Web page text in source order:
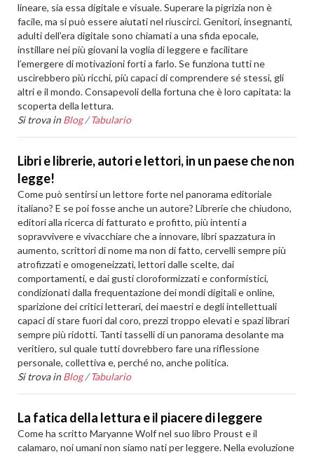
lineare, sia essa digitale e visuale. Superare la pigrizia non è
facile, ma si può essere aiutati nel riuscirci. Genitori, insegnanti,
adulti dell’era digitale sono chiamati a una sfida epocale,
instillare nei più giovani la voglia di leggere e facilitare
l’emergere di motivazioni forti a farlo. Se funziona tutti ne
uscirebbero più ricchi, più capaci di comprendere sé stessi, gli
altri e il mondo. Consapevoli della fortuna che è loro capitata: la
scoperta della lettura.
Si trova in Blog /Tabulario
Libri e librerie, autori e lettori, in un paese che non
legge!
Come può sentirsi un lettore forte nel panorama editoriale
italiano? E se poi fosse anche un autore? Librerie che chiudono,
editori alla ricerca di fatturato e profitto, più intenti a
sopravvivere e vivacchiare che a innovare, libri spazzatura in
aumento, scrittori di nome ma non di fatto, cervelli sempre più
atrofizzati e omogeneizzati, lettori dalle scelte, dai
comportamenti, e dai gusti cloroformizzati e conformistici,
condizionati dalla frequentazione dei mondi digitali e online,
sparizione dei critici letterari, dei maestri e degli intellettuali
capaci di stare fuori dal coro, prezzi troppo elevati e spazi librari
sempre più ridotti. Tanti tasselli di un panorama desolante ma
veritiero, sul quale tutti dovrebbero fare una riflessione
personale, collettiva e, perché no, anche politica.
Si trova in Blog /Tabulario
La fatica della lettura e il piacere di leggere
Come ha scritto Maryanne Wolf nel suo libro Proust e il
calamaro, noi umani non siamo nati per leggere. Nella evoluzione